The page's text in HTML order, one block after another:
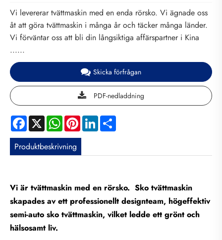
Vi levererar tvättmaskin med en enda rörsko. Vi ägnade oss
åt att göra tvättmaskin i många år och täcker många länder.
Vi förväntar oss att bli din långsiktiga affärspartner i Kina
......
Skicka förfrågan
PDF-nedladdning
Facebook
X WhatsApp
PinterestLinkedIn
Produktbeskrivning
Vi är tvättmaskin med en rörsko. Sko tvättmaskin
skapades av ett professionellt designteam, högeffektiv
semi-auto sko tvättmaskin, vilket ledde ett grönt och
hälsosamt liv.